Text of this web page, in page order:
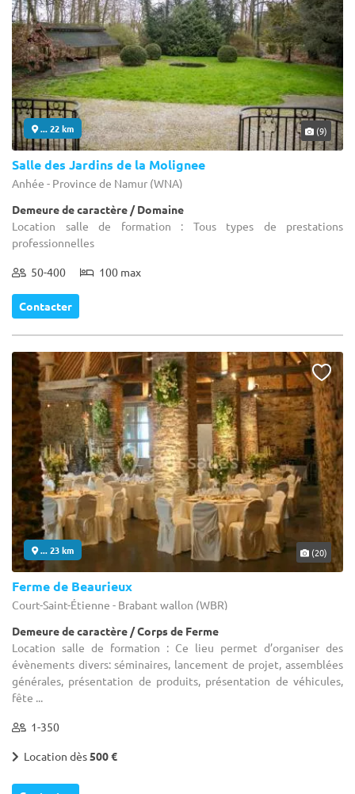
... 22 km (9)
Salle des Jardins de la Molignee
Anhée - Province de Namur (WNA)
Demeure de caractère / Domaine
Location salle de formation : Tous types de prestations
professionnelles
50-400 100 max
Contacter
... 23 km (20)
Ferme de Beaurieux
Court-Saint-Étienne - Brabant wallon (WBR)
Demeure de caractère / Corps de Ferme
Location salle de formation : Ce lieu permet d’organiser des
évènements divers: séminaires, lancement de projet, assemblées
générales, présentation de produits, présentation de véhicules,
fête ...
1-350
Location dès500 €